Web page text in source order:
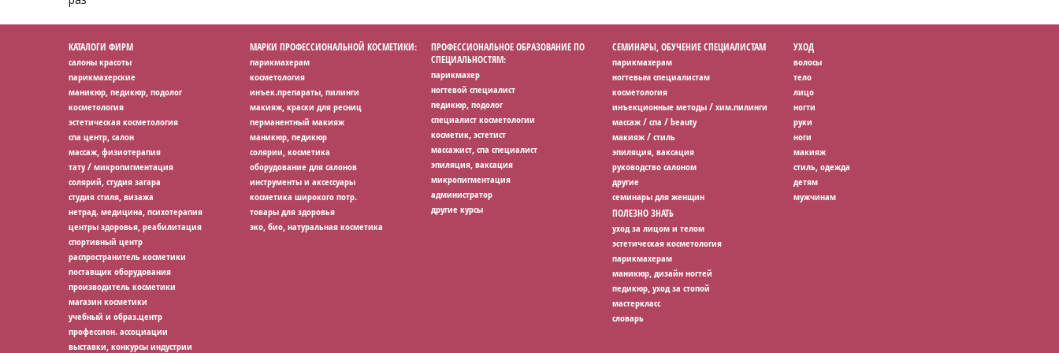
КАТАЛОГИ ФИРМ
салоны красоты
парикмахерские
маникюр, педикюр, подолог
косметология
эстетическая косметология
спа центр, салон
массаж, физиотерапия
тату / микропигментация
солярий, студия загара
студия стиля, визажа
нетрад. медицина, психотерапия
центры здоровья, реабилитация
спортивный центр
распространитель косметики
поставщик оборудования
производитель косметики
магазин косметики
учебный и образ.центр
профессион. ассоциации
выставки, конкурсы индустрии
МАРКИ ПРОФЕССИОНАЛЬНОЙ КОСМЕТИКИ:
парикмахерам
косметология
инъек.препараты, пилинги
макияж, краски для ресниц
перманентный макияж
маникюр, педикюр
солярии, косметика
оборудование для салонов
инструменты и аксессуары
косметика широкого потр.
товары для здоровья
эко, био, натуральная косметика
ПРОФЕССИОНАЛЬНОЕ ОБРАЗОВАНИЕ ПО
СПЕЦИАЛЬНОСТЯМ:
парикмахер
ногтевой специалист
педикюр, подолог
специалист косметологии
косметик, эстетист
массажист, спа специалист
эпиляция, ваксация
микропигментация
администратор
другие курсы
СЕМИНАРЫ, ОБУЧЕНИЕ СПЕЦИАЛИСТАМ
парикмахерам
ногтевым специалистам
косметология
инъекционные методы / хим.пилинги
массаж / спа / beauty
макияж / стиль
эпиляция, ваксация
руководство салоном
другие
семинары для женщин
УХОД
волосы
тело
лицо
ногти
руки
ноги
макияж
стиль, одежда
детям
мужчинам
ПОЛЕЗНО ЗНАТЬ
уход за лицом и телом
эстетическая косметология
парикмахерам
маникюр, дизайн ногтей
педикюр, уход за стопой
мастеркласс
словарь